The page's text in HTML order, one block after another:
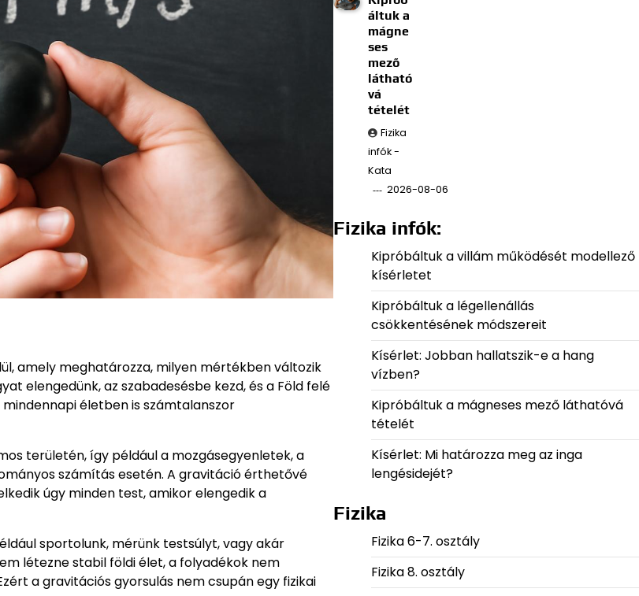
amely meghatározza, milyen mértékben változik
elengedünk, az szabadesésbe kezd, és a Föld felé
életben is számtalanszor
területén, így például a mozgásegyenletek, a
számítás esetén. A gravitáció érthetővé
úgy minden test, amikor elengedik a
sportolunk, mérünk testsúlyt, vagy akár
létezne stabil földi élet, a folyadékok nem
a gravitációs gyorsulás nem csupán egy fizikai
áltuk a
mágne
ses
mező
látható
vá
tételét
Fizika
infók -
Kata
2026-08-06
Fizika infók:
Kipróbáltuk a villám működését modellező
kísérletet
Kipróbáltuk a légellenállás
csökkentésének módszereit
Kísérlet: Jobban hallatszik-e a hang
vízben?
Kipróbáltuk a mágneses mező láthatóvá
tételét
Kísérlet: Mi határozza meg az inga
lengésidejét?
Fizika
Fizika 6-7. osztály
Fizika 8. osztály